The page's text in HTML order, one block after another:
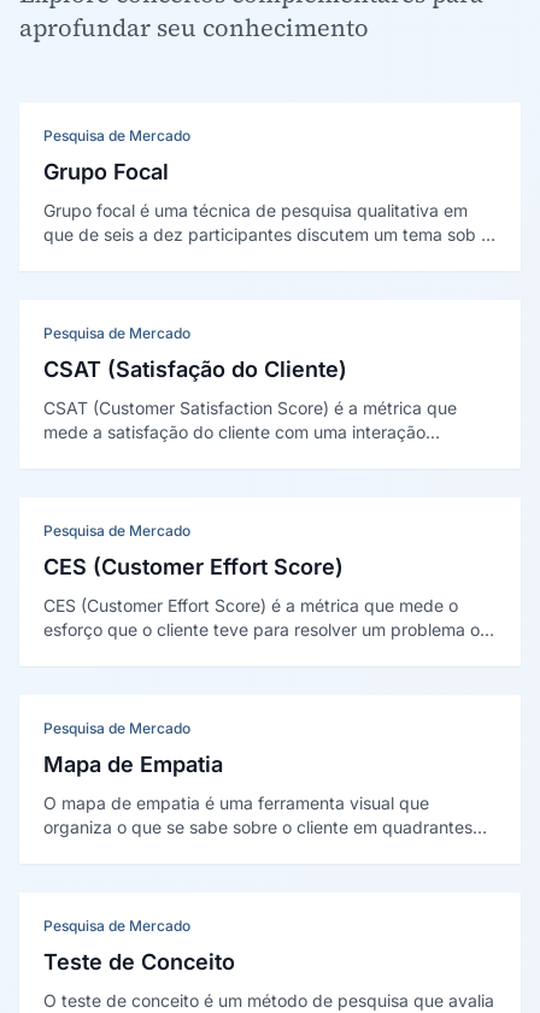
aprofundar seu conhecimento
Pesquisa de Mercado
Grupo Focal
Grupo focal é uma técnica de pesquisa qualitativa em
que de seis a dez participantes discutem um tema sob a
Pesquisa de Mercado
CSAT (Satisfação do Cliente)
CSAT (Customer Satisfaction Score) é a métrica que
mede a satisfação do cliente com uma interação
Pesquisa de Mercado
CES (Customer Effort Score)
CES (Customer Effort Score) é a métrica que mede o
esforço que o cliente teve para resolver um problema ou
Pesquisa de Mercado
Mapa de Empatia
O mapa de empatia é uma ferramenta visual que
organiza o que se sabe sobre o cliente em quadrantes
Pesquisa de Mercado
Teste de Conceito
O teste de conceito é um método de pesquisa que avalia